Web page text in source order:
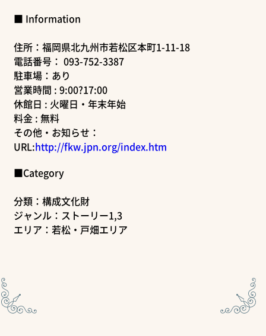
■ Information
住所：福岡県北九州市若松区本町1-11-18
電話番号： 093-752-3387
駐車場：あり
営業時間 : 9:00?17:00
休館日 : 火曜日・年末年始
料金 : 無料
その他・お知らせ：
URL:http://fkw.jpn.org/index.htm
■Category
分類：構成文化財
ジャンル：ストーリー1,3
エリア：若松・戸畑エリア